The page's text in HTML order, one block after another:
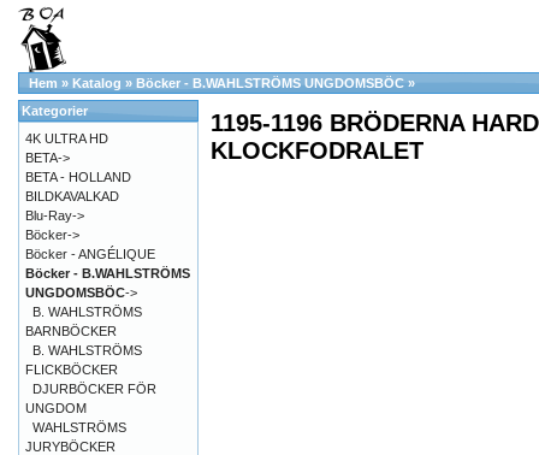
Hem » Katalog » Böcker - B.WAHLSTRÖMS UNGDOMSBÖC »
1195-1196 BRÖDERNA
KLOCKFODRALET
Kategorier
4K ULTRA HD
BETA->
BETA - HOLLAND
BILDKAVALKAD
Blu-Ray->
Böcker->
Böcker - ANGÉLIQUE
Böcker - B.WAHLSTRÖMS
UNGDOMSBÖC->
B. WAHLSTRÖMS
BARNBÖCKER
B. WAHLSTRÖMS
FLICKBÖCKER
DJURBÖCKER FÖR
UNGDOM
WAHLSTRÖMS
JURYBÖCKER